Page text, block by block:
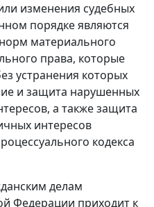
изменения судебных
порядке являются
материального
права, которые
устранения которых
и защита нарушенных
а также защита
интересов
кодекса
делам
Федерации приходит к